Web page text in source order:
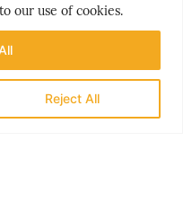
our use of cookies.
Reject All